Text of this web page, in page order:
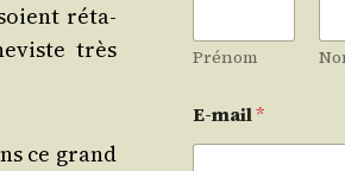
réta­
très
ce grand
Prénom
E-mail*